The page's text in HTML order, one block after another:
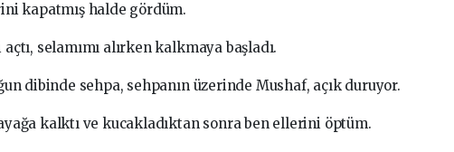
kapatmış halde gördüm.
selamımı alırken kalkmaya başladı.
dibinde sehpa, sehpanın üzerinde Mushaf, açık duruyor.
kalktı ve kucakladıktan sonra ben ellerini öptüm.